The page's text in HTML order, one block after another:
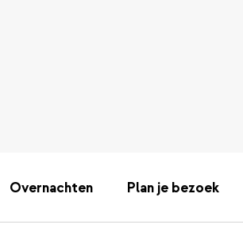
Overnachten Plan je bezoek